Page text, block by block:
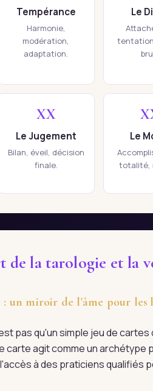
Tempérance
Harmonie,
modération,
adaptation.
Le
XX
Le Jugement
Bilan, éveil, décision
finale.
Le
totalité,
de la tarologie et la
un miroir de l'âme pour
pas qu'un simple jeu de
carte agit comme un
à des praticiens